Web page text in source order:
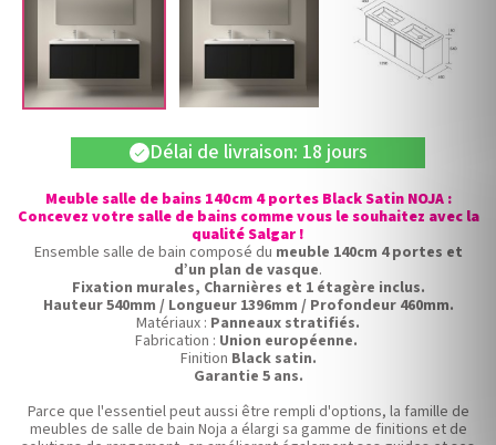
check Délai de livraison: 18 jours
Meuble salle de bains 140cm 4 portes Black Satin NOJA :
Concevez votre salle de bains comme vous le souhaitez avec la
qualité Salgar !
Ensemble salle de bain composé du meuble 140cm 4 portes et
d’un plan de vasque.
Fixation murales, Charnières et 1 étagère inclus.
Hauteur 540mm / Longueur 1396mm / Profondeur 460mm.
Matériaux : Panneaux stratifiés.
Fabrication : Union européenne.
Finition Black satin.
Garantie 5 ans.
Parce que l'essentiel peut aussi être rempli d'options, la famille de
meubles de salle de bain Noja a élargi sa gamme de finitions et de